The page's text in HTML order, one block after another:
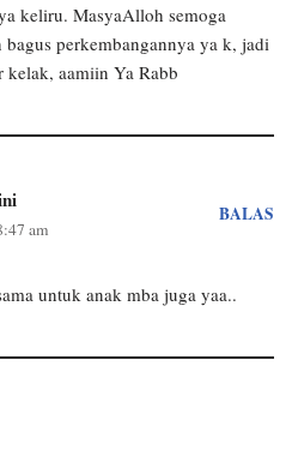
keliru. MasyaAlloh semoga
perkembangannya ya k, jadi
kelak, aamiin Ya Rabb
am
BALAS
untuk anak mba juga yaa..